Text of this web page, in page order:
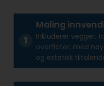
Maling
Inkluderer vegger,
overflater, med
og estetisk